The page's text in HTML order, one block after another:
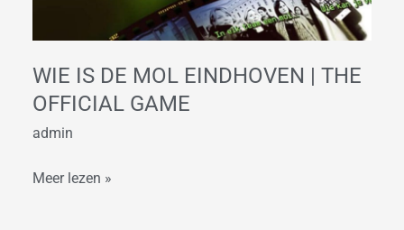
WIE IS DE MOL EINDHOVEN | THE
OFFICIAL GAME
admin
The
Game
Meer lezen »